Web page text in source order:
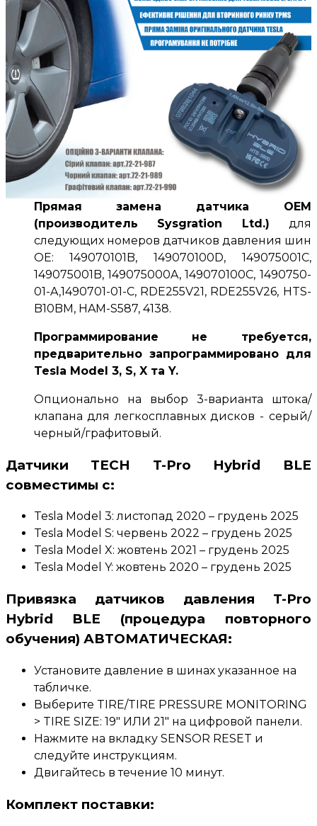
Прямая замена датчика OEM
(производитель Sysgration Ltd.) для
следующих номеров датчиков давления шин
OE: 149070101B, 149070100D, 149075001C,
149075001B, 149075000A, 149070100C, 1490750-
01-A,1490701-01-C, RDE255V21, RDE255V26, HTS-
B10BM, HAM-S587, 4138.
Программирование не требуется,
предварительно запрограммировано для
Tesla Model 3, S, X та Y.
Опционально на выбор 3-варианта штока/
клапана для легкосплавных дисков - серый/
черный/графитовый.
Датчики TECH T-Pro Hybrid BLE
совместимы с:
Tesla Model 3: листопад 2020 – грудень 2025
Tesla Model S: червень 2022 – грудень 2025
Tesla Model X: жовтень 2021 – грудень 2025
Tesla Model Y: жовтень 2020 – грудень 2025
Привязка датчиков давления T-Pro
Hybrid BLE (процедура повторного
обучения) АВТОМАТИЧЕСКАЯ:
Установите давление в шинах указанное на
табличке.
Выберите TIRE/TIRE PRESSURE MONITORING
> TIRE SIZE: 19" ИЛИ 21" на цифровой панели.
Нажмите на вкладку SENSOR RESET и
следуйте инструкциям.
Двигайтесь в течение 10 минут.
Комплект поставки: